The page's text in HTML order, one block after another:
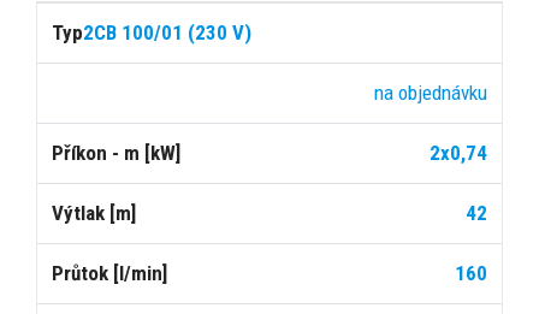
Výtlak Průtok
[m]
2CB 100/01 (230 V)
na objednávku
2x0,74
42
160